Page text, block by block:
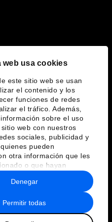
web usa cookies
este sitio web se usan
el contenido y los
funciones de redes
el tráfico. Además,
sobre el uso
web con nuestros
sociales, publicidad y
pueden
otra información que les
o que hayan
del uso que haya
servicios.
Permitir todas
Denegar
y normas de uso